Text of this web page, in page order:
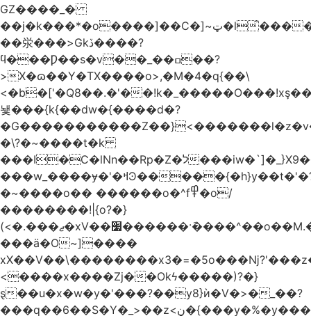
GZ����_�
��j�k���*�o����]��C�]~ټ�l̃������7G��ß��ۻ�f�xڰ�}
��泶���>Gkڏ����?
ϥ���Ƿ��s�v��_��ߛ��?
>X�ɷ��Y�TX����o>,�M�4�q{��\
<�b�['�Q8��.�'�
뇇���{k{��dw�{����d�?
�\?�~����t�k
���I�C�lNn��Rp�Z�ל���iw�`]�_}X9��ᨰ��}
���w_����ɏ�'�ߞϿ�����{�h}y��t�'�?
�~����o�� ������o�^f߾�o/
��������!|{o?�}
(<�.���ޖ�xV��׷������·݇����^��o��M.��΍���_�?
���ӓ�O~]����
<����x����Zj��Okϟ�����)?�}
ȿ��u�x�w�y�'���?��y8}ѝ�V�>�_��?
���q��6��S�Y�_>��z<ڼ�{���y�%�y���f���:ޚ���s8$